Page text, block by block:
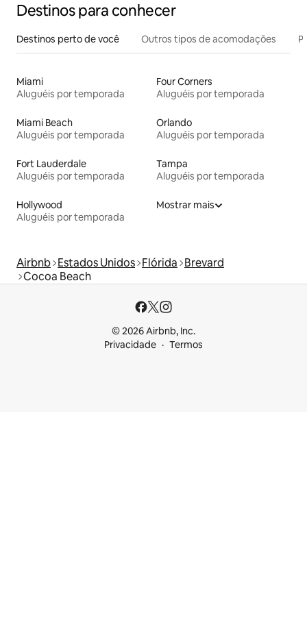
Destinos para conhecer
Destinos perto de você Outros tipos de acomodações
Miami
Aluguéis por temporada
Four Corners
Aluguéis por temporada
Miami Beach
Aluguéis por temporada
Orlando
Aluguéis por temporada
Fort Lauderdale
Aluguéis por temporada
Tampa
Aluguéis por temporada
Hollywood
Aluguéis por temporada
Mostrar mais
Airbnb Estados Unidos Flórida Brevard
Cocoa Beach
© 2026 Airbnb, Inc.
Privacidade
Termos